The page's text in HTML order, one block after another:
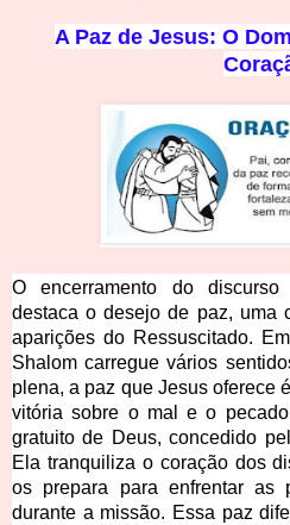
A Paz de Jesus: O
O encerramento do
destaca o desejo de paz, uma
aparições do Ressuscitado.
Shalom carregue vários
plena, a paz que Jesus oferece
vitória sobre o mal e o
gratuito de Deus, concedido
Ela tranquiliza o coração dos
os prepara para enfrentar as
durante a missão. Essa paz